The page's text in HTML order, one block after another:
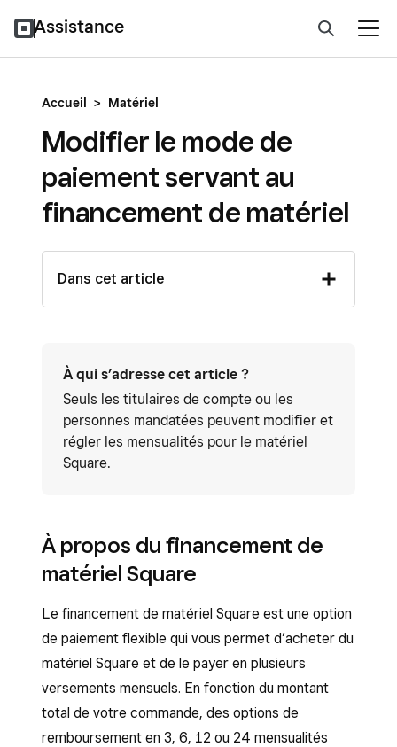
Assistance
Accueil > Matériel
Modifier le mode de
paiement servant au
financement de matériel
Dans cet article
À qui s’adresse cet article ?
Seuls les titulaires de compte ou les
personnes mandatées peuvent modifier et
régler les mensualités pour le matériel
Square.
À propos du financement de
matériel Square
Le financement de matériel Square est une option
de paiement flexible qui vous permet d’acheter du
matériel Square et de le payer en plusieurs
versements mensuels. En fonction du montant
total de votre commande, des options de
remboursement en 3, 6, 12 ou 24 mensualités